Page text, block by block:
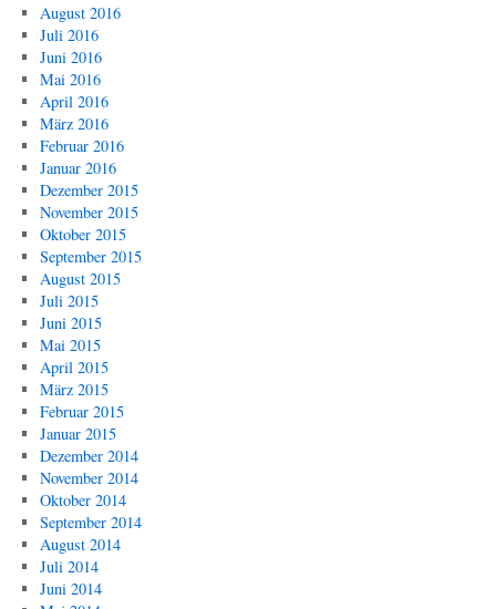
August 2016
Juli 2016
Juni 2016
Mai 2016
April 2016
März 2016
Februar 2016
Januar 2016
Dezember 2015
November 2015
Oktober 2015
September 2015
August 2015
Juli 2015
Juni 2015
Mai 2015
April 2015
März 2015
Februar 2015
Januar 2015
Dezember 2014
November 2014
Oktober 2014
September 2014
August 2014
Juli 2014
Juni 2014